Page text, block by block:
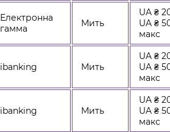
Електронна
гамма
Мить
UA ₴
UA ₴
макс
ibanking Мить
UA ₴
UA ₴
макс
ibanking Мить
UA ₴
UA ₴
макс